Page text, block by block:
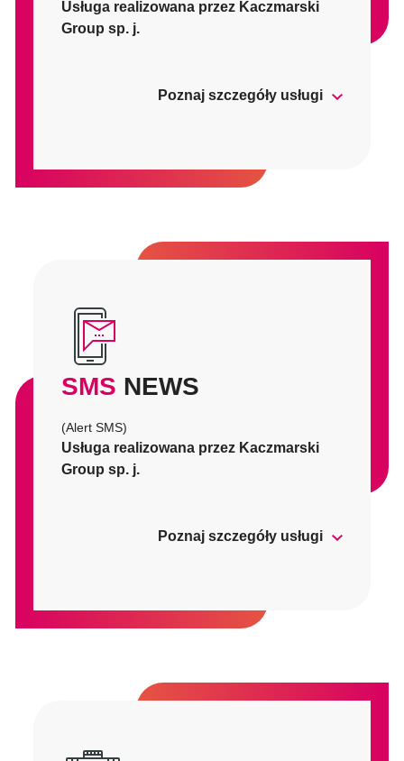
Usługa realizowana przez Kaczmarski
Group sp. j.
Poznaj szczegóły usługi
SMS NEWS
(Alert SMS)
Usługa realizowana przez Kaczmarski
Group sp. j.
Poznaj szczegóły usługi